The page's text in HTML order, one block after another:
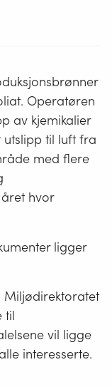
Operatøren
av kjemikalier
til luft fra
med flere
hvor
ligger
Miljødirektoratet
til
vil ligge
interesserte.